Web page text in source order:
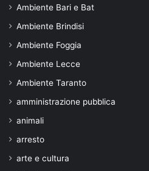
Ambiente Bari e Bat
Ambiente Brindisi
Ambiente Foggia
Ambiente Lecce
Ambiente Taranto
amministrazione pubblica
animali
arresto
arte e cultura